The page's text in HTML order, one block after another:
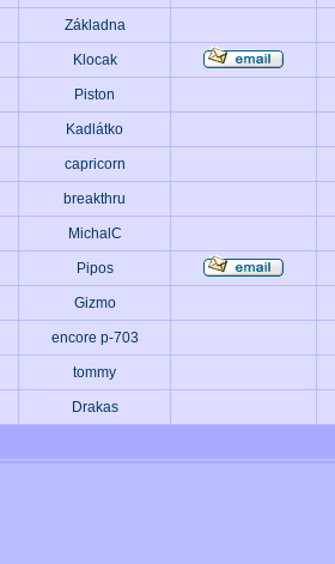
Základna
Klocak
Piston
Kadlátko
capricorn
breakthru
MichalC
Pipos
Gizmo
encore p-703
tommy
Drakas